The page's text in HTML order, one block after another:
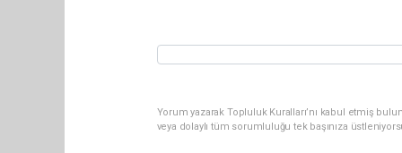
Yorum yazarak Topluluk Kuralları’nı kabul etmiş
veya dolaylı tüm sorumluluğu tek başınıza